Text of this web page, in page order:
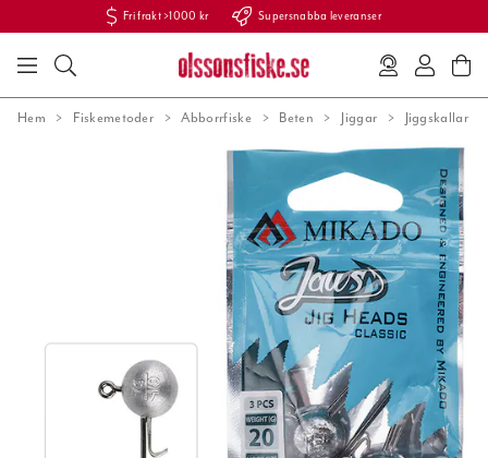
Fri frakt >1000 kr Supersnabba leveranser
Hem Fiskemetoder Abborrfiske Beten Jiggar Jiggskallar